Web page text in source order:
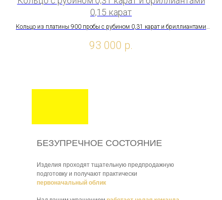
0,15 карат
Кольцо из платины 900 пробы с рубином 0,31 карат и бриллиантами
93 000 р.
БЕЗУПРЕЧНОЕ СОСТОЯНИЕ
Изделия проходят тщательную предпродажную
подготовку и получают практически
первоначальный облик